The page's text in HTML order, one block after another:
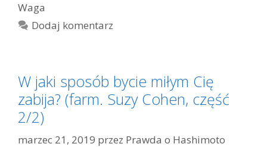
Waga
Dodaj komentarz
W jaki sposób bycie miłym Cię
zabija? (farm. Suzy Cohen, część
2/2)
marzec 21, 2019 przez Prawda o Hashimoto